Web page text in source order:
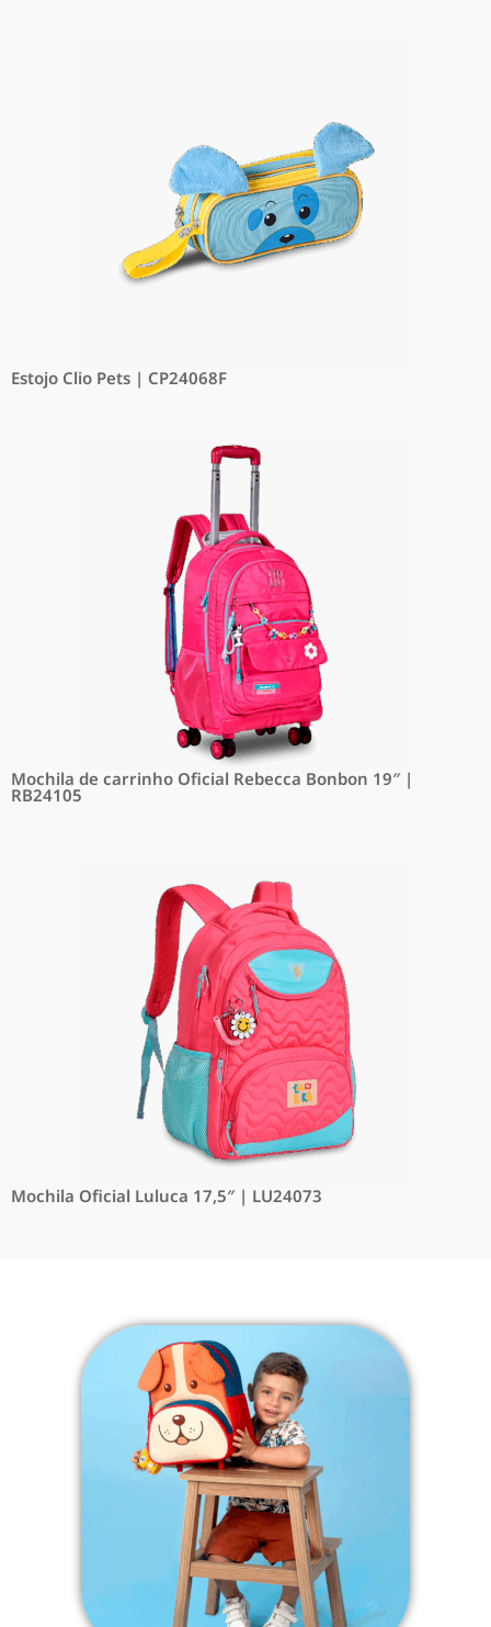
Estojo Clio Pets | CP24068F
Mochila de carrinho Oficial Rebecca Bonbon 19″ |
RB24105
Mochila Oficial Luluca 17,5″ | LU24073